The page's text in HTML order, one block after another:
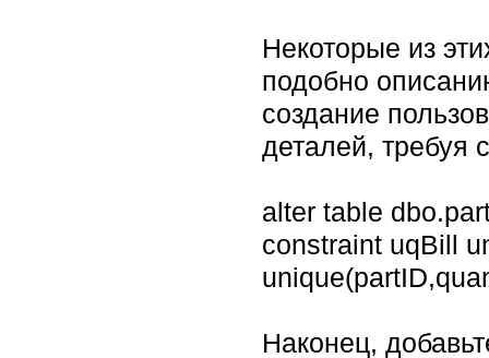
Некоторые из
подобно
создание
деталей, требуя
alter table
constraint uqBill
Наконец,